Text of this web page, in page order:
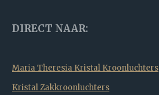
DIRECT NAAR:
Maria Theresia Kristal Kroonluchters
Kristal Zakkroonluchters